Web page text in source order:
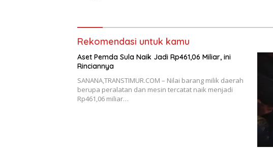
Rekomendasi untuk kamu
Aset Pemda Sula Naik Jadi Rp461,06 Miliar, ini
Rinciannya
SANANA,TRANSTIMUR.COM – Nilai barang milik daerah
berupa peralatan dan mesin tercatat naik menjadi
Rp461,06 miliar…